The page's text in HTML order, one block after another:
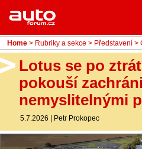
Home
Rubriky
- Testy aut
- Jízdní dojmy a další testy
- Bleskovky
- Představení
Home > Rubriky a sekce > Představení >
Lotus se po
pokouší
nemyslitelnými
5.7.2026 | Petr Prokopec